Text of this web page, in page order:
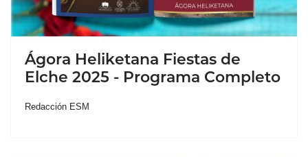
Ágora Heliketana Fiestas de
Elche 2025 - Programa Completo
Redacción ESM